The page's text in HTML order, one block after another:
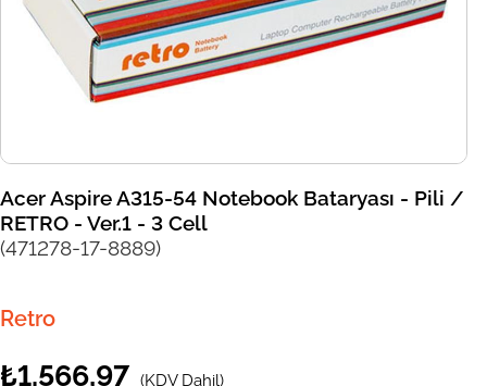
Acer Aspire A315-54 Notebook Bataryası - Pili /
RETRO - Ver.1 - 3 Cell
(471278-17-8889)
Retro
₺1.566,97 (KDV Dahil)